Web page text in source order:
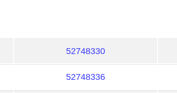
52748330
52748336